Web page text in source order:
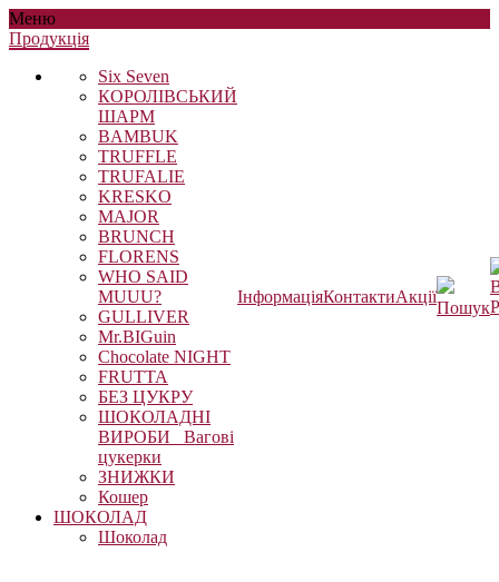
Меню
Продукцiя
Six Seven
КОРОЛІВСЬКИЙ
ШАРМ
BAMBUK
TRUFFLE
TRUFALIE
KRESKO
MAJOR
BRUNCH
FLORENS
WHO SAID
MUUU?
GULLIVER
Mr.BIGuin
Chocolate NIGHT
FRUTTA
БЕЗ ЦУКРУ
ШОКОЛАДНІ
ВИРОБИ_ Вагові
цукерки
ЗНИЖКИ
Кошер
ШОКОЛАД
Шоколад
ІнформаціяКонтактиАкції
Пошук